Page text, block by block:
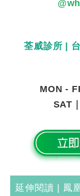
荃威診所
MON -
SAT
延伸閱讀 | 鳳